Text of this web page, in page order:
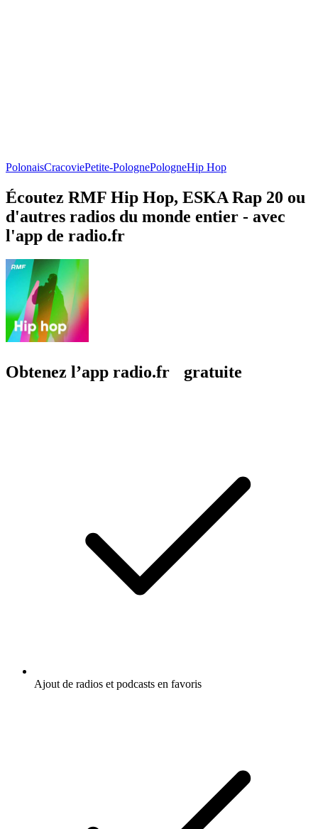
PolonaisCracoviePetite-PolognePologneHip Hop
Écoutez RMF Hip Hop, ESKA Rap 20 ou
d'autres radios du monde entier - avec
l'app de radio.fr
Obtenez l’app radio.fr gratuite
Ajout de radios et podcasts en favoris